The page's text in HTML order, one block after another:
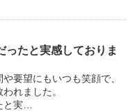
ったと実感しておりま
要望にもいつも笑顔で、
れました。
と実…